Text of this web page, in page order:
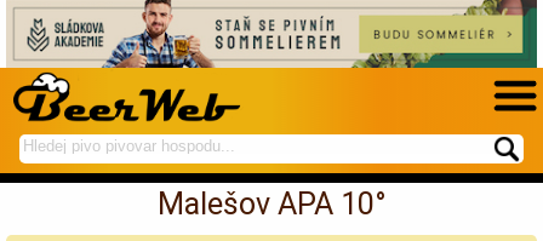
hledej
na
spustí
hledání
Malešov APA 10°